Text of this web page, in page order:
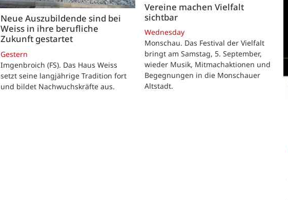
Neue Auszubildende sind bei
Weiss in ihre berufliche
Zukunft gestartet
Gestern
Imgenbroich (FS). Das Haus Weiss
setzt seine langjährige Tradition fort
und bildet Nachwuchskräfte aus.
Vereine machen Vielfalt
sichtbar
Wednesday
Monschau. Das Festival der Vielfalt
bringt am Samstag, 5. September,
wieder Musik, Mitmachaktionen und
Begegnungen in die Monschauer
Altstadt.